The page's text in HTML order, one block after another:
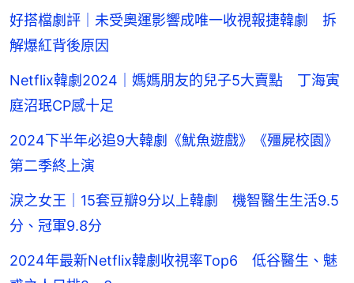
好搭檔劇評｜未受奧運影響成唯一收視報捷韓劇 拆
解爆紅背後原因
Netflix韓劇2024｜媽媽朋友的兒子5大賣點 丁海寅
庭沼珉CP感十足
2024下半年必追9大韓劇《魷魚遊戲》《殭屍校園》
第二季終上演
淚之女王｜15套豆瓣9分以上韓劇 機智醫生生活9.5
分、冠軍9.8分
2024年最新Netflix韓劇收視率Top6 低谷醫生、魅